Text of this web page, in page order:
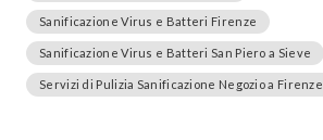
Sanificazione Virus e Batteri Firenze
Sanificazione Virus e Batteri San Piero a Sieve
Servizi di Pulizia Sanificazione Negozio a Firenze